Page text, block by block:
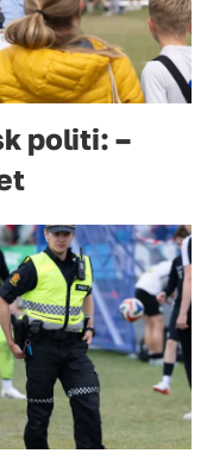
politi: –